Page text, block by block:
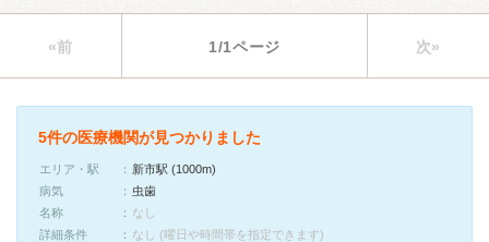
«前 1/1ページ 次»
5件の医療機関が見つかりました
エリア・駅
新市駅 (1000m)
病気
虫歯
名称
なし
詳細条件
なし (曜日や時間帯を指定できます)